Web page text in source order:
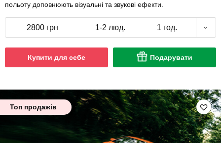
польоту доповнюють візуальні та звукові ефекти.
2800 грн 1-2 люд. 1 год.
Купити для себе Подарувати
Топ продажів